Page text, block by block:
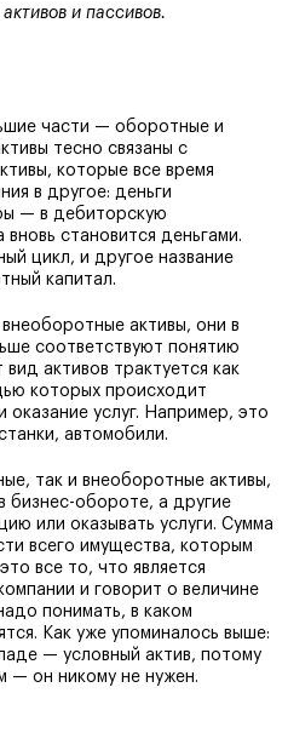
и пассивов.
части — оборотные и
тесно связаны с
которые все время
в другое: деньги
— в дебиторскую
становится деньгами.
цикл, и другое название
капитал.
активы, они в
соответствуют понятию
активов трактуется как
которых происходит
услуг. Например, это
автомобили.
так и внеоборотные активы,
бизнес-обороте, а другие
или оказывать услуги. Сумма
всего имущества, которым
все то, что является
и говорит о величине
понимать, в каком
Как уже упоминалось выше:
— условный актив, потому
— он никому не нужен.